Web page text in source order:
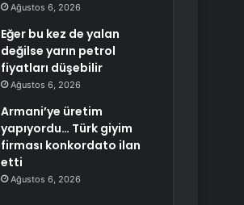
Ağustos 6, 2026
Eğer bu kez de yalan
değilse yarın petrol
fiyatları düşebilir
Ağustos 6, 2026
Armani’ye üretim
yapıyordu… Türk giyim
firması konkordato ilan
etti
Ağustos 6, 2026